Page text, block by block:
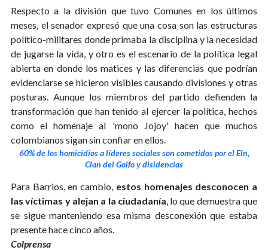
Respecto a la división que tuvo Comunes en los últimos
meses, el senador expresó que una cosa son las estructuras
político-militares donde primaba la disciplina y la necesidad
de jugarse la vida, y otro es el escenario de la política legal
abierta en donde los matices y las diferencias que podrían
evidenciarse se hicieron visibles causando divisiones y otras
posturas. Aunque los miembros del partido defienden la
transformación que han tenido al ejercer la política, hechos
como el homenaje al 'mono Jojoy' hacen que muchos
colombianos sigan sin confiar en ellos.
60% de los homicidios a líderes sociales son cometidos por el Eln,
Clan del Golfo y disidencias
Para Barrios, en cambio, estos homenajes desconocen a
las víctimas y alejan a la ciudadanía, lo que demuestra que
se sigue manteniendo esa misma desconexión que estaba
presente hace cinco años.
Colprensa